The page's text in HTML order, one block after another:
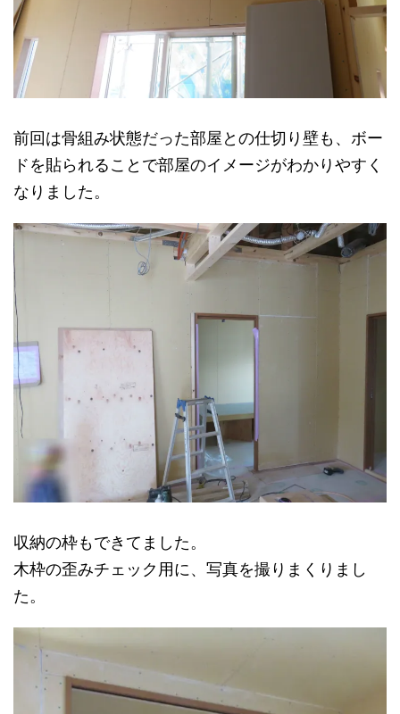
前回は骨組み状態だった部屋との仕切り壁も、ボー
ドを貼られることで部屋のイメージがわかりやすく
なりました。
収納の枠もできてました。
木枠の歪みチェック用に、写真を撮りまくりまし
た。